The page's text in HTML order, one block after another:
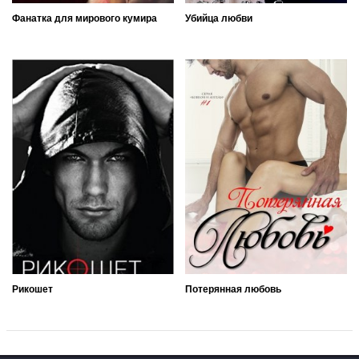
Фанатка для мирового кумира Убийца любви
Рикошет Потерянная любовь